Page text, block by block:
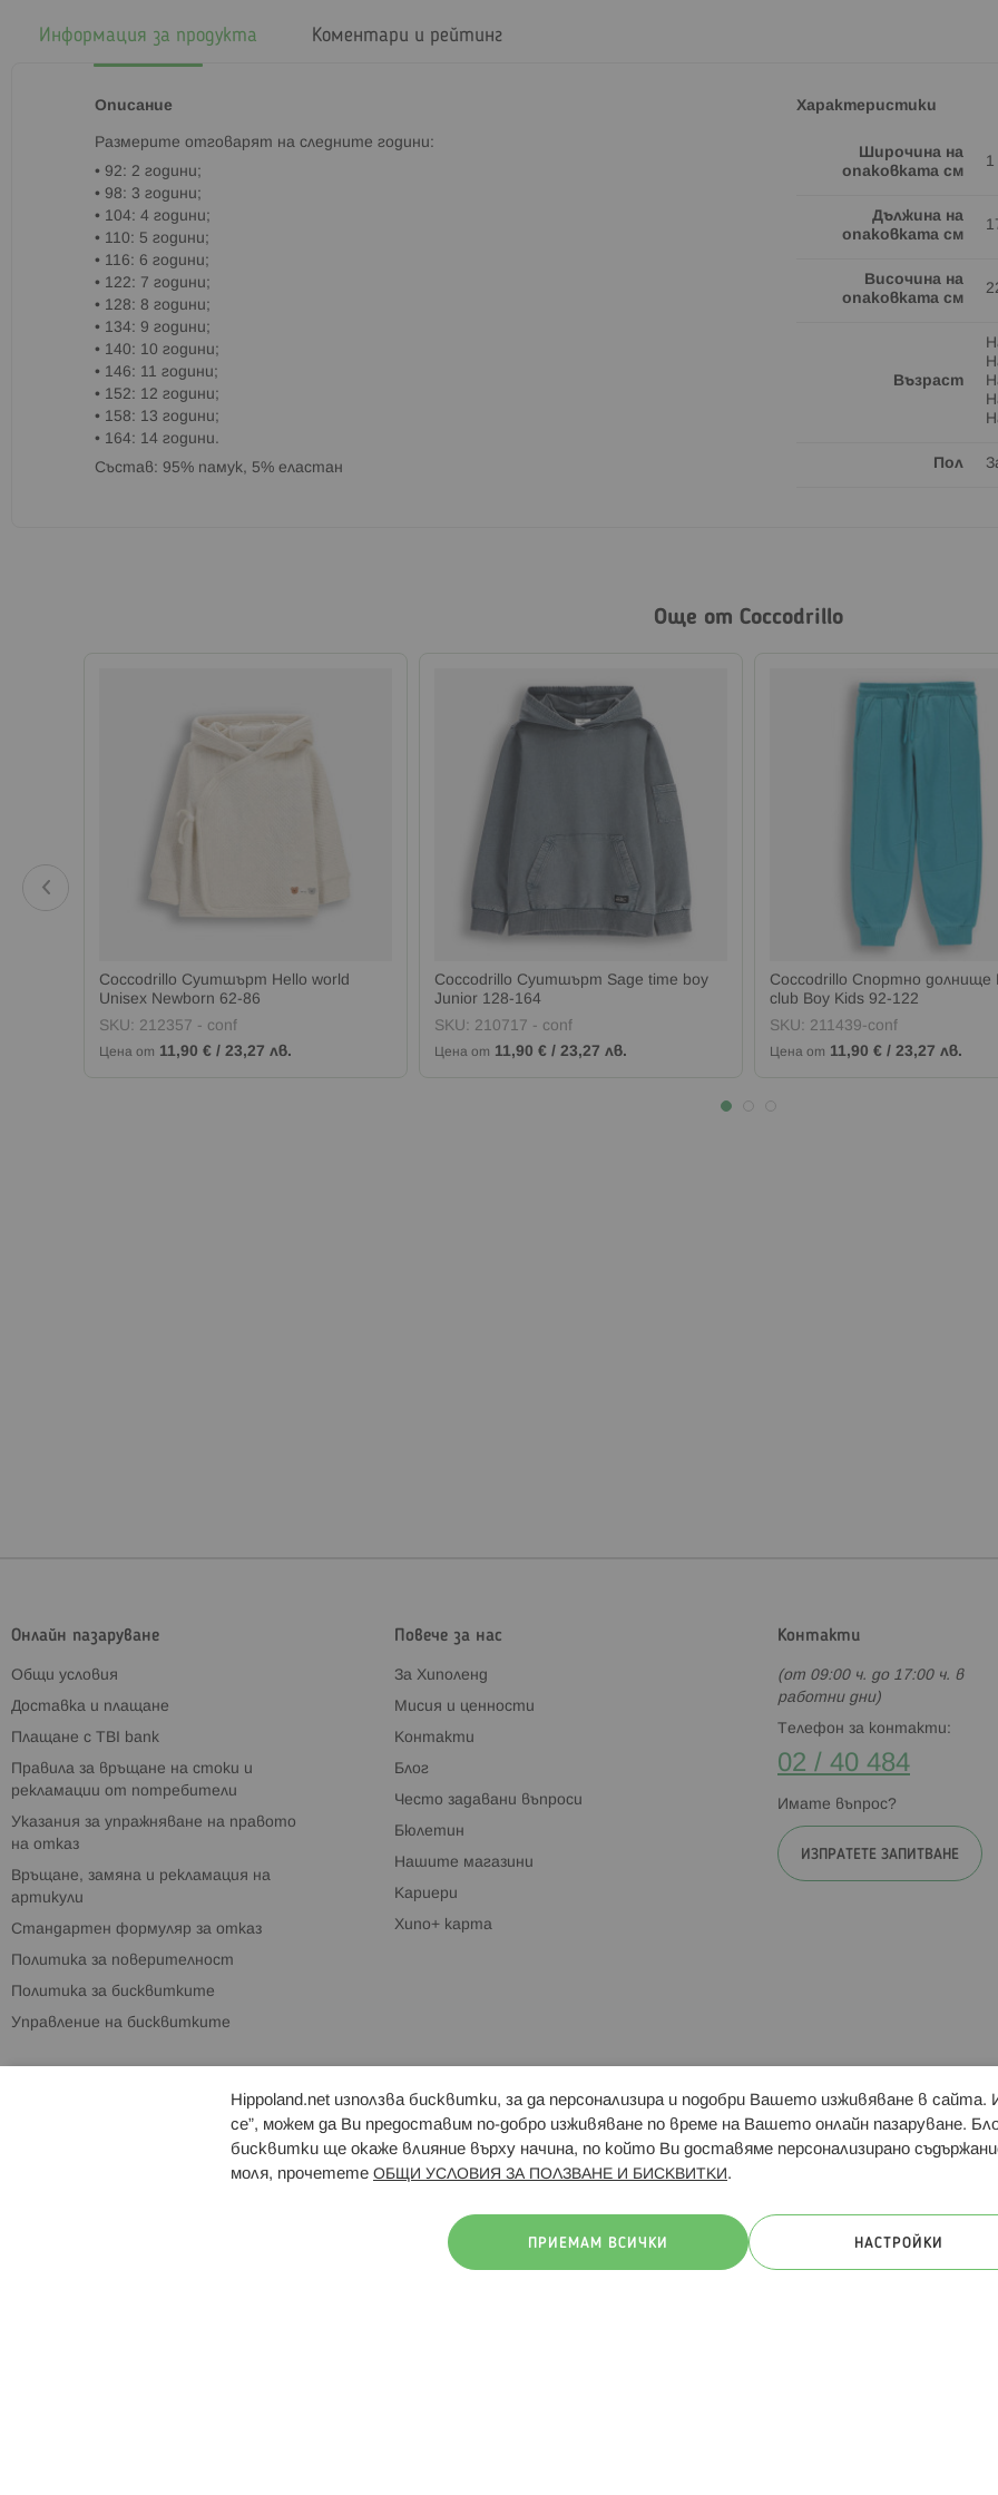
Информация за продукта
Описание
Paзмepитe oтгoвapят на cлeднитe гoдини:
• 92: 2 години;
• 98: 3 години;
• 104: 4 години;
• 110: 5 години;
• 116: 6 години;
• 122: 7 години;
• 128: 8 години;
• 134: 9 години;
• 140: 10 години;
• 146: 11 години;
• 152: 12 години;
• 158: 13 години;
• 164: 14 години.
Cъcтaв: 95% памук, 5% еластан
Характеристики
Широчина на
опаковката см
1
Дължина на
опаковката см
Височина на
опаковката см
Възраст
Пол
Коментари и рейтинг
Още от Coccodrillo
Coccodrillo Суитшърт Hello world
Unisex Newborn 62-86
SKU: 212357 - conf
Цена от 11,90 € / 23,27 лв.
Coccodrillo Суитшърт Sage time boy
Junior 128-164
SKU: 210717 - conf
Цена от 11,90 € / 23,27 лв.
Coccodrillo Спортно долнище
club Boy Kids 92-122
SKU: 211439-conf
Цена от 11,90 € / 23,27 лв.
Онлайн пазаруване
Общи условия
Доставка и плащане
Плащане с TBI bank
Правила за връщане на стоки и
рекламации от потребители
Указания за упражняване на правото
на отказ
Връщане, замяна и рекламация на
артикули
Стандартен формуляр за отказ
Политика за поверителност
Политика за бисквитките
Управление на бисквитките
Повече за нас
За Хиполенд
Мисия и ценности
Контакти
Блог
Често задавани въпроси
Бюлетин
Нашите магазини
Кариери
Хипо+ карта
Контакти
(от 09:00 ч. до 17:00 ч. в
работни дни)
Телефон за контакти:
02 / 40 484
Имате въпрос?
ИЗПРАТЕТЕ ЗАПИТВАНЕ
Брошури Магазини Свързани сайтове: Hippoland.ro
Hippoland.net използва бисквитки, за да персонализира и подобри Вашето изживяване в
се”, можем да Ви предоставим по-добро изживяване по време на Вашето онлайн пазаруване.
бисквитки ще окаже влияние върху начина, по който Ви доставяме персонализирано
моля, прочетете ОБЩИ УСЛОВИЯ ЗА ПОЛЗВАНЕ И БИСКВИТКИ .
ПРИЕМАМ ВСИЧКИ НАСТРОЙКИ